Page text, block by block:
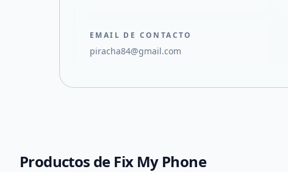
EMAIL DE CONTACTO
piracha84@gmail.com
Productos de Fix My Phone